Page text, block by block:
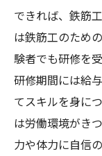
できれば、鉄筋
は鉄筋工のため
験者でも研修を
研修期間には給
てスキルを身に
は労働環境がき
力や体力に自信